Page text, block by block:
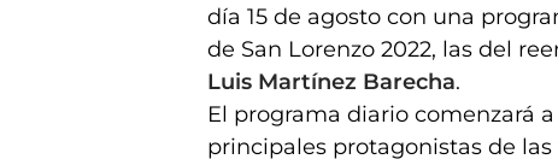
día 15 de agosto con una
de San Lorenzo 2022, las del
Luis Martínez Barecha.
El programa diario comenzará
principales protagonistas de las